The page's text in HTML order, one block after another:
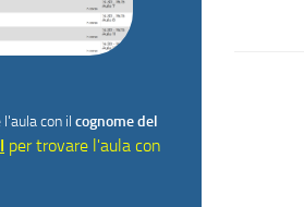
con il cognome del
per trovare l'aula con